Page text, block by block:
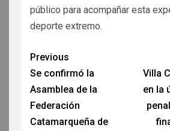
público para acompañar esta
deporte extremo.
Previous
Se confirmó la
Asamblea de la
Federación
Catamarqueña de
Villa
en la